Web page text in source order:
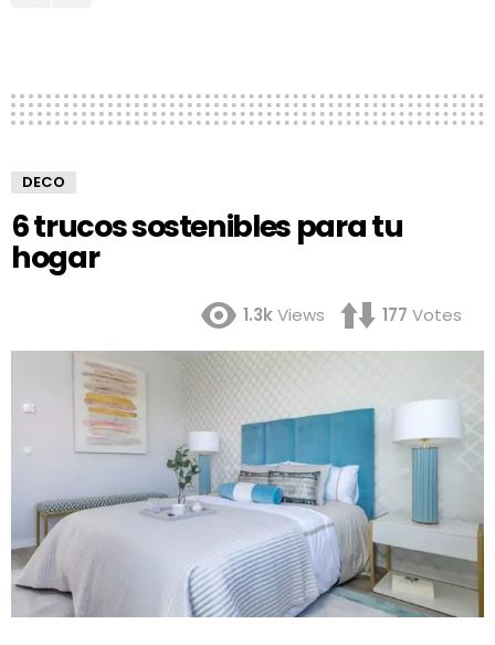
DECO
6 trucos sostenibles para tu
hogar
1.3kViews 177 Votes